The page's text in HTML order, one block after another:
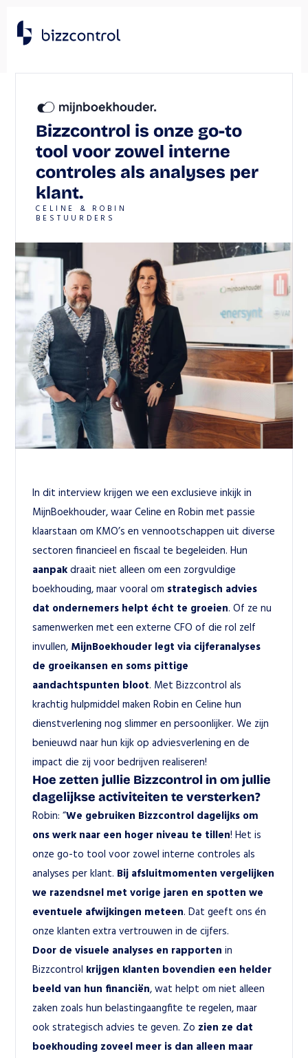
Bizzcontrol is onze go-to
tool voor zowel interne
controles als analyses per
klant.
CELINE & ROBIN
BESTUURDERS
MijnBoekhouder, waar Celine en Robin met passie
klaarstaan om KMO’s en vennootschappen uit diverse
aanpak draait niet alleen om een zorgvuldige
boekhouding, maar vooral om strategisch advies
dat ondernemers helpt écht te groeien. Of ze nu
samenwerken met een externe CFO of die rol zelf
invullen, MijnBoekhouder legt via cijferanalyses
de groeikansen en soms pittige
aandachtspunten bloot. Met Bizzcontrol als
krachtig hulpmiddel maken Robin en Celine hun
dienstverlening nog slimmer en persoonlijker. We zijn
benieuwd naar hun kijk op adviesverlening en de
impact die zij voor bedrijven realiseren!
Hoe zetten jullie Bizzcontrol in om jullie
dagelijkse activiteiten te versterken?
Robin: “We gebruiken Bizzcontrol dagelijks om
ons werk naar een hoger niveau te tillen! Het is
onze go-to tool voor zowel interne controles als
analyses per klant. Bij afsluitmomenten vergelijken
we razendsnel met vorige jaren en spotten we
eventuele afwijkingen meteen. Dat geeft ons én
onze klanten extra vertrouwen in de cijfers.
Door de visuele analyses en rapporten in
Bizzcontrol krijgen klanten bovendien een helder
beeld van hun financiën, wat helpt om niet alleen
zaken zoals hun belastingaangfite te regelen, maar
ook strategisch advies te geven. Zo zien ze dat
boekhouding zoveel meer is dan alleen maar